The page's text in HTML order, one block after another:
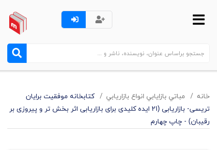
خانه مباتي بازايابي انواع بازاريابي
کتابخانه موفقیت برایان
تریسی- بازاریابی (21 ایده کلیدی برای بازاریابی اثر بخش تر و پیروزی بر
رقیبان) - چاپ چهارم